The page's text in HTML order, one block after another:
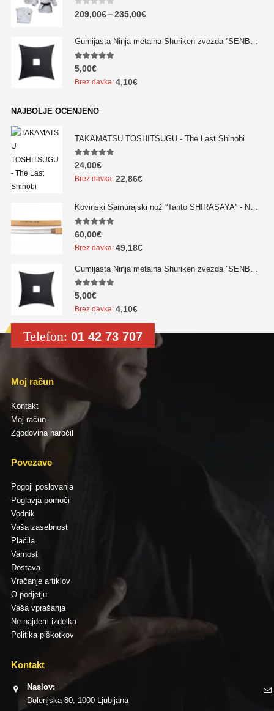
0out of 5
209,00€ – 235,00€
Gumijasta Ninja metalna Shuriken zvezda ''SENBAN'' - NOVO!!!
5.00out of 5
5,00€
Brez davka: 4,10€
NAJBOLJE OCENJENO
TAKAMATSU TOSHITSUGU - The Last Shinobi
5.00out of 5
24,00€
Brez davka: 22,86€
Kovinski Samurajski nož ''Tanto SHIRASAYA'' - NOVO!!!
5.00out of 5
60,00€
Brez davka: 49,18€
5.00out of 5
5,00€
Brez davka: 4,10€
Telefon: 01 42 73 707
Moj račun
Kontakt
Moj račun
Zgodovina naročil
Povezave
Pogoji poslovanja
Poglavja pomoči
Vodnik
Vaša zasebnost
Plačila
Varnost
Dostava
Vračanje artiklov
O podjetju
Vaša vprašanja
Ne najdem izdelka
Politika piškotkov
Kontakt
Naslov:
Dolenjska 80, 1000 Ljubljana